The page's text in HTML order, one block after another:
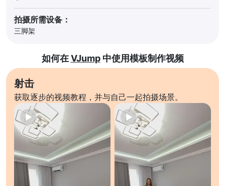
拍摄所需设备：
三脚架
如何在VJump中使用模板制作视频
射击
获取逐步的视频教程，并与自己一起拍摄场景。